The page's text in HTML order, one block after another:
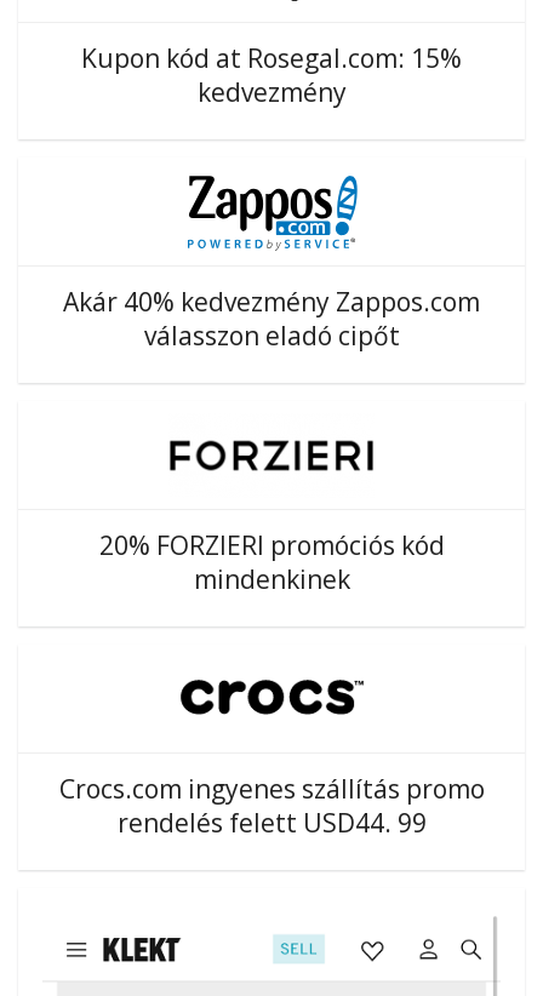
Kupon kód at Rosegal.com: 15%
kedvezmény
Akár 40% kedvezmény Zappos.com
válasszon eladó cipőt
20% FORZIERI promóciós kód
mindenkinek
Crocs.com ingyenes szállítás promo
rendelés felett USD44. 99